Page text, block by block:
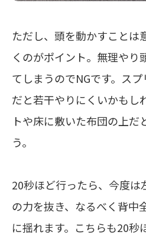
ただし、頭を動かすことは
くのがポイント。無理やり
てしまうのでNGです。ス
だと若干やりにくいかもし
トや床に敷いた布団の上だ
う。
20秒ほど行ったら、今度は
の力を抜き、なるべく背中
に揺れます。こちらも20秒